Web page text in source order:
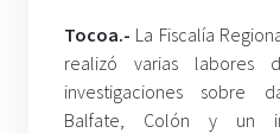
Tocoa.- La Fiscalía
realizó varias labores
investigaciones sobre
Balfate, Colón y un